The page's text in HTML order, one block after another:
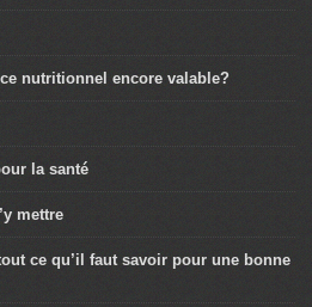
nutritionnel encore valable?
la santé
mettre
ce qu’il faut savoir pour une bonne